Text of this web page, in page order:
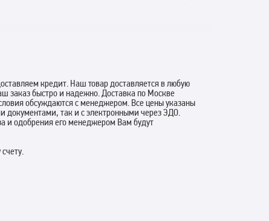
кредит. Наш товар доставляется в любую
заказ быстро и надежно. Доставка по Москве
обсуждаются с менеджером. Все цены указаны
документами, так и с электронными через ЭДО.
и одобрения его менеджером Вам будут